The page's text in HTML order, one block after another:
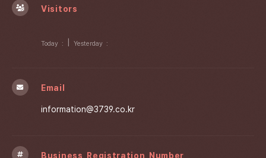
Visitors
Today : |Yesterday :
Email
information@3739.co.kr
Business Registration Number